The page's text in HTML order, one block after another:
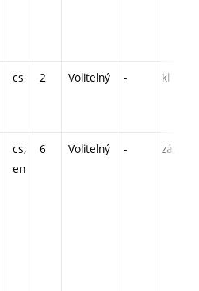
cs 2 Volitelný - kl
cs,
en
6 Volitelný - zá,zk